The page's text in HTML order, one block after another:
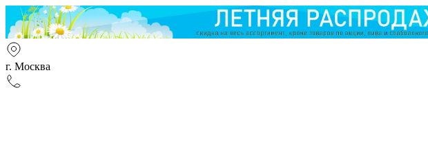
г. Москва